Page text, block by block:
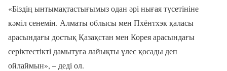
«Біздің ынтымақтастығымыз одан әрі нығая түсетініне
кәміл сенемін. Алматы облысы мен Пхёнтхэк қаласы
арасындағы достық Қазақстан мен Корея арасындағы
серіктестікті дамытуға лайықты үлес қосады деп
ойлаймын», – деді ол.